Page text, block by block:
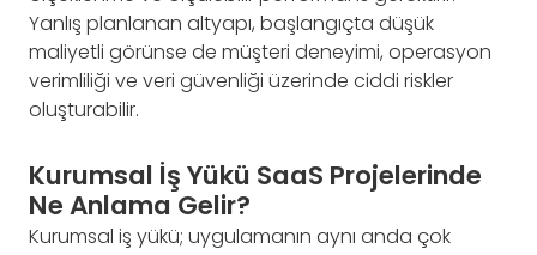
Yanlış planlanan altyapı, başlangıçta düşük
maliyetli görünse de müşteri deneyimi, operasyon
verimliliği ve veri güvenliği üzerinde ciddi riskler
oluşturabilir.
Kurumsal İş Yükü SaaS Projelerinde
Ne Anlama Gelir?
Kurumsal iş yükü; uygulamanın aynı anda çok